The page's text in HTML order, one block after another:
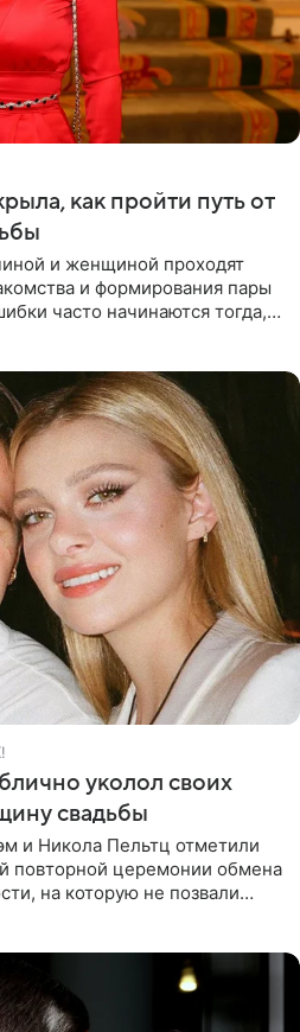
как пройти путь от
и женщиной проходят
и формирования пары
часто начинаются тогда,
уколол своих
свадьбы
и Никола Пельтц отметили
повторной церемонии обмена
на которую не позвали